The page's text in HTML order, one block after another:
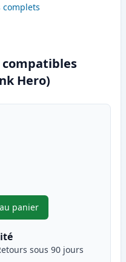
complets
compatibles
Hero)
panier
,Brother TN2120 toner
sous 90 jours